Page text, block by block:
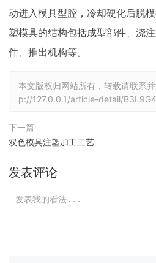
动进入模具型腔，冷却硬化后脱
塑模具的结构包括成型部件、浇
件、推出机构等。
本文版权归网站所有，转载请联系
p://127.0.0.1/article-detail/
下一篇
双色模具注塑加工工艺
发表评论